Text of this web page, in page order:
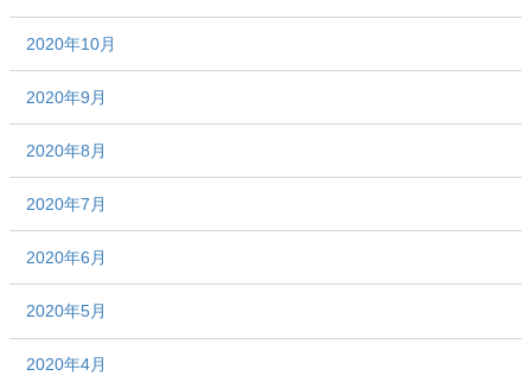
2020年10月
2020年9月
2020年8月
2020年7月
2020年6月
2020年5月
2020年4月